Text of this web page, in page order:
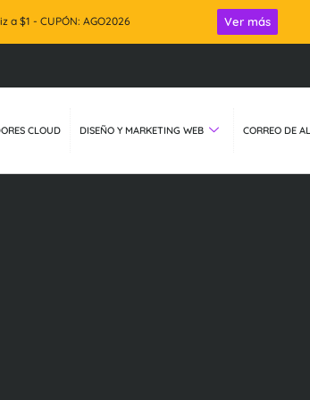
a $1 - CUPÓN: AGO2026 Por la
Ver más
CLOUD DISEÑO Y MARKETING WEB CORREO DE